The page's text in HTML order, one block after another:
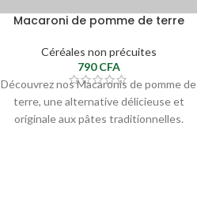
Macaroni de pomme de terre
Céréales non précuites
790CFA
Découvrez nos Macaronis de pomme de
terre, une alternative délicieuse et
originale aux pâtes traditionnelles.